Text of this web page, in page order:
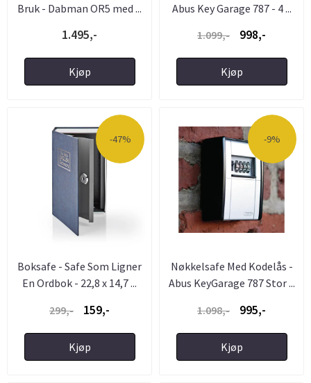
Bruk - Dabman OR5 med ...
1.495,-
Kjøp
Abus Key Garage 787 - 4 ...
1.099,-
998,-
Kjøp
-47%
Boksafe - Safe Som Ligner
En Ordbok - 22,8 x 14,7 ...
299,-
159,-
Kjøp
-9%
Nøkkelsafe Med Kodelås -
Abus KeyGarage 787 Stor ...
1.098,-
995,-
Kjøp